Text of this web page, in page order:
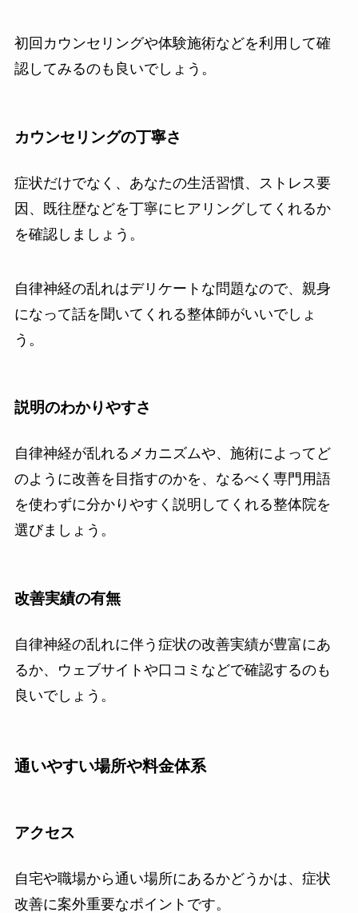
初回カウンセリングや体験施術などを利用して確
認してみるのも良いでしょう。
カウンセリングの丁寧さ
症状だけでなく、あなたの生活習慣、ストレス要
因、既往歴などを丁寧にヒアリングしてくれるか
を確認しましょう。
自律神経の乱れはデリケートな問題なので、親身
になって話を聞いてくれる整体師がいいでしょ
う。
説明のわかりやすさ
自律神経が乱れるメカニズムや、施術によってど
のように改善を目指すのかを、なるべく専門用語
を使わずに分かりやすく説明してくれる整体院を
選びましょう。
改善実績の有無
自律神経の乱れに伴う症状の改善実績が豊富にあ
るか、ウェブサイトや口コミなどで確認するのも
良いでしょう。
通いやすい場所や料金体系
アクセス
自宅や職場から通い場所にあるかどうかは、症状
改善に案外重要なポイントです。